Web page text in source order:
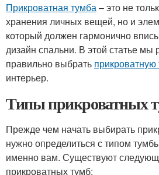
Прикроватная тумба– это не
хранения личных вещей, но и
который должен гармонично
дизайн спальни. В этой статье мы
правильно выбрать
интерьер.
Типы прикроватных
Прежде чем начать выбирать
нужно определиться с типом
именно вам. Существуют
прикроватных тумб: